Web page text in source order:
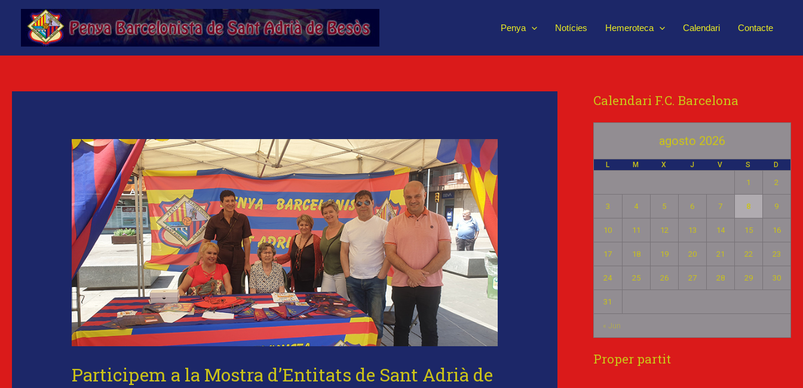
Penya Notícies Hemeroteca Calendari Contacte
Participem a la Mostra d’Entitats de Sant Adrià de
Calendari F.C. Barcelona
agosto 2026
L M X J V S D
« Jun
1 2
3 4 5 6 7 8 9
10 11 12 13 14 15 16
17 18 19 20 21 22 23
24 25 26 27 28 29 30
31
Proper partit